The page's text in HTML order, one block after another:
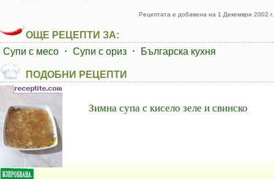
Рецептата е добавена на 1 Декември 2002 г.
ОЩЕ РЕЦЕПТИ ЗА:
Супи с месо ⋅ Супи с ориз ⋅ Българска кухня
ПОДОБНИ РЕЦЕПТИ
Зимна супа с кисело зеле и свинско